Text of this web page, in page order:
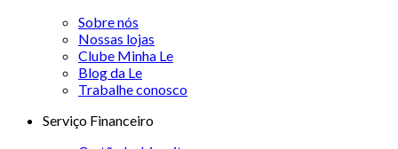
Sobre nós
Nossas lojas
Clube Minha Le
Blog da Le
Trabalhe conosco
Serviço Financeiro